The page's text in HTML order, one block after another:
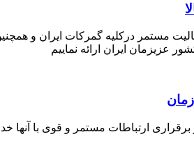
مستمر درکلیه گمرکات ایران و
عزیزمان ایران ارائه نماییم
ارتباطات مستمر و قوی با